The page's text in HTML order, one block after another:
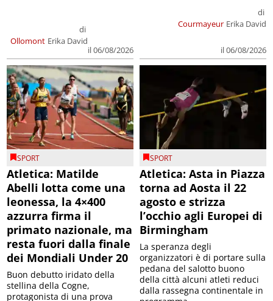
Ollomont
di
Erika David
il 06/08/2026
Courmayeur
di
Erika David
il 06/08/2026
SPORT
Atletica: Matilde
Abelli lotta come una
leonessa, la 4×400
azzurra firma il
primato nazionale, ma
resta fuori dalla finale
dei Mondiali Under 20
Buon debutto iridato della
stellina della Cogne,
protagonista di una prova
SPORT
Atletica: Asta in Piazza
torna ad Aosta il 22
agosto e strizza
l’occhio agli Europei di
Birmingham
La speranza degli
organizzatori è di portare sulla
pedana del salotto buono
della città alcuni atleti reduci
dalla rassegna continentale in